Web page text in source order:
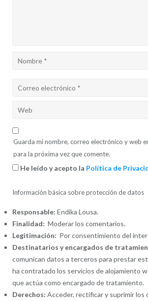
Guarda mi nombre, correo electrónico y web
para la próxima vez que comente.
He leído y acepto la Política de
Información básica sobre protección de datos
Responsable: Endika Lousa.
Finalidad: Moderar los comentarios.
Legitimación: Por consentimiento del
Destinatarios y encargados de
comunican datos a terceros para prestar
ha contratado los servicios de alojamiento
que actúa como encargado de tratamiento.
Derechos: Acceder, rectificar y suprimir los